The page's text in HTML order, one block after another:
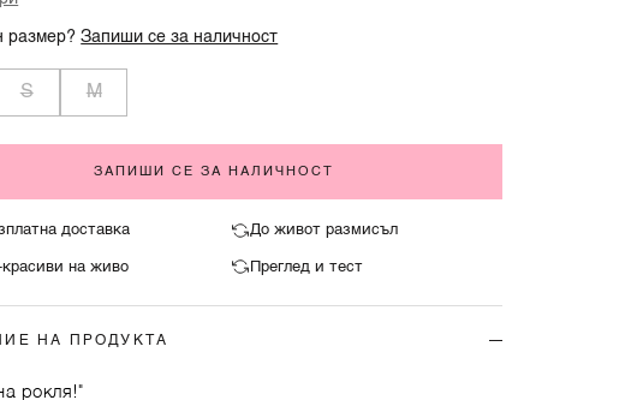
размер?Запиши се за наличност
S M
ЗАПИШИ СЕ ЗА НАЛИЧНОСТ
доставка До живот размисъл
красиви на живо Преглед и тест
НА ПРОДУКТА
рокля!"